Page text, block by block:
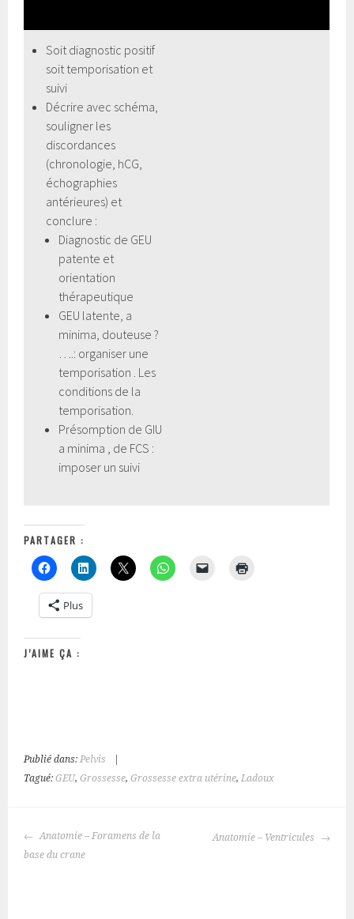
Soit diagnostic positif
soit temporisation et
suivi
Décrire avec schéma,
souligner les
discordances
(chronologie, hCG,
échographies
antérieures) et
conclure :
Diagnostic de GEU
patente et
orientation
thérapeutique
GEU latente, a
minima, douteuse ?
….: organiser une
temporisation . Les
conditions de la
temporisation.
Présomption de GIU
a minima , de FCS :
imposer un suivi
PARTAGER :
Plus
J’AIME ÇA :
Publié dans:Pelvis
Tagué:GEU,Grossesse,Grossesse extra utérine,Ladoux
NAVIGATION
DES
Anatomie – Foramens de la
base du crane
Anatomie – Ventricules